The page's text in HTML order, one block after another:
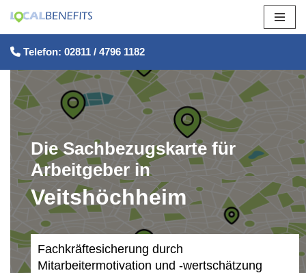
Zum
Inhalt
springen
Telefon: 02811 / 4796 1182
Die Sachbezugskarte für
Arbeitgeber in
Veitshöchheim
Fachkräftesicherung durch
Mitarbeitermotivation und -wertschätzung